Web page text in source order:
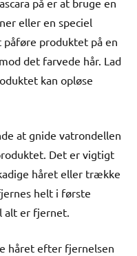
på er at bruge en
eller en speciel
påføre produktet på en
det farvede hår. Lad
kan opløse
at gnide vatrondellen
Det er vigtigt
håret eller trække
helt i første
alt er fjernet.
håret efter fjernelsen